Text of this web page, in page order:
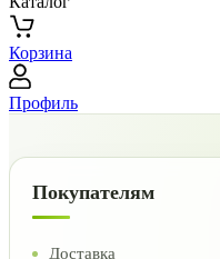
Корзина
Профиль
Покупателям
Доставка